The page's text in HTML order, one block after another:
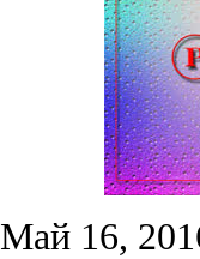
Май 16,